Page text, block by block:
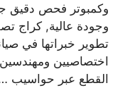
وكمبوتر فحص دقيق
وجودة عالية, كراج
تطوير خبراتها في
اختصاصيين
القطع عبر حواسيب